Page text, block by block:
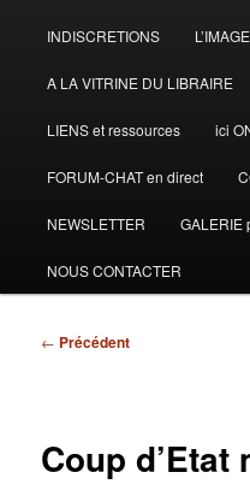
INDISCRETIONS
A LA VITRINE DU LIBRAIRE
LIENS et ressources ici
FORUM-CHAT en direct
NEWSLETTER GALERIE
NOUS CONTACTER
Navigation
← Précédent
Coup